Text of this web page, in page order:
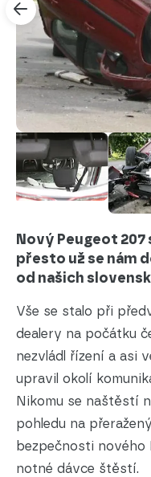
Nový Peugeot
přesto už se nám
od našich
Vše se stalo při
dealery na počátku
nezvládl řízení a asi
upravil okolí
Nikomu se naštěstí
pohledu na
bezpečnosti nového
notné dávce štěstí.